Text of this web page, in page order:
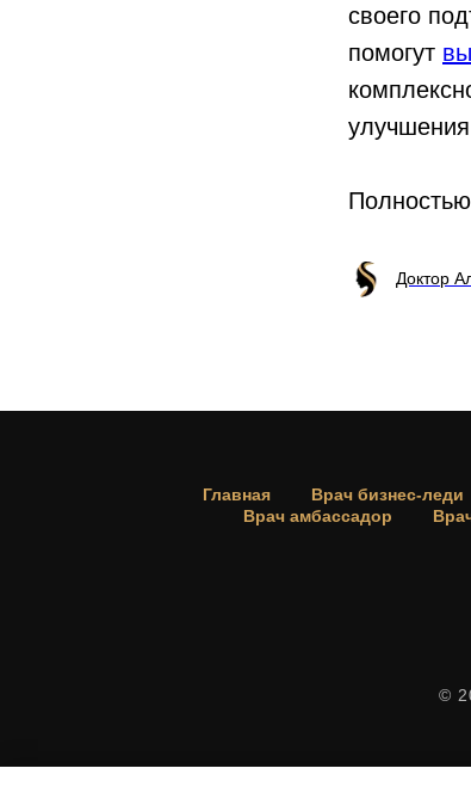
своего
помогут
улучшения
Доктор
Главная Врач бизнес-леди
Врач амбассадор
©